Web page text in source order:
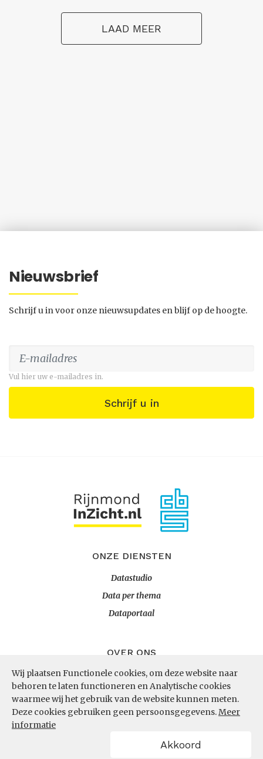
Wij plaatsen Functionele cookies, om deze website naar
behoren te laten functioneren en Analytische cookies
waarmee wij het gebruik van de website kunnen meten.
Deze cookies gebruiken geen persoonsgegevens.Meer
informatie
Akkoord
LAAD MEER
Nieuwsbrief
Schrijf u in voor onze nieuwsupdates en blijf op de hoogte.
Vul hier uw e-mailadres in.
Schrijf u in
ONZE DIENSTEN
Datastudio
Data per thema
Dataportaal
OVER ONS
InZicht
Contact